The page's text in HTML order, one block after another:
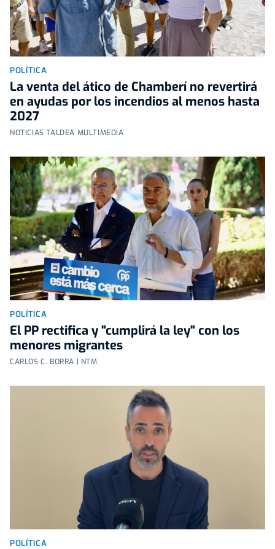
POLÍTICA
La venta del ático de Chamberí no revertirá
en ayudas por los incendios al menos hasta
2027
NOTICIAS TALDEA MULTIMEDIA
POLÍTICA
El PP rectifica y "cumplirá la ley" con los
menores migrantes
CARLOS C. BORRA | NTM
POLÍTICA